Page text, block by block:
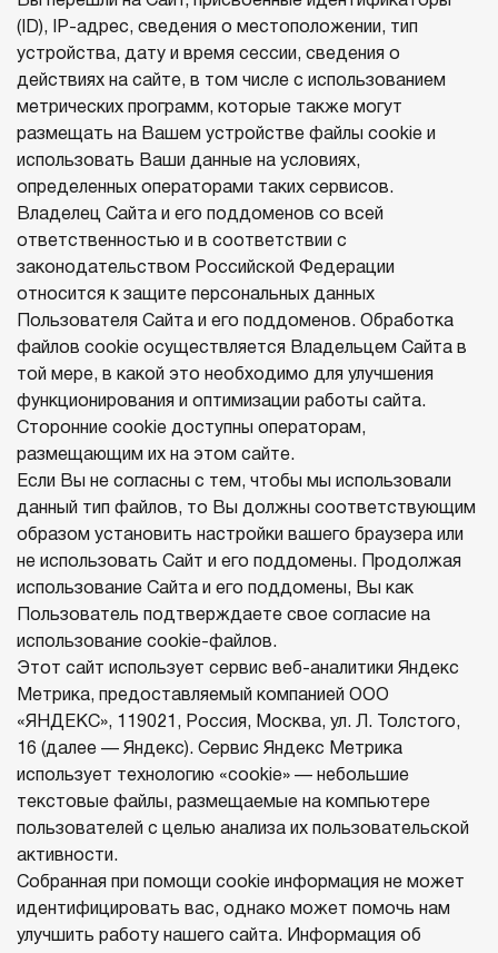
(ID), IP-адрес, сведения о местоположении, тип
устройства, дату и время сессии, сведения о
действиях на сайте, в том числе с использованием
метрических программ, которые также могут
размещать на Вашем устройстве файлы cookie и
использовать Ваши данные на условиях,
определенных операторами таких сервисов.
Владелец Сайта и его поддоменов со всей
ответственностью и в соответствии с
законодательством Российской Федерации
относится к защите персональных данных
Пользователя Сайта и его поддоменов. Обработка
файлов cookie осуществляется Владельцем Сайта в
той мере, в какой это необходимо для улучшения
функционирования и оптимизации работы сайта.
Сторонние cookie доступны операторам,
размещающим их на этом сайте.
Если Вы не согласны с тем, чтобы мы использовали
данный тип файлов, то Вы должны соответствующим
образом установить настройки вашего браузера или
не использовать Сайт и его поддомены. Продолжая
использование Сайта и его поддомены, Вы как
Пользователь подтверждаете свое согласие на
использование cookie-файлов.
Этот сайт использует сервис веб-аналитики Яндекс
Метрика, предоставляемый компанией ООО
«ЯНДЕКС», 119021, Россия, Москва, ул. Л. Толстого,
16 (далее — Яндекс). Сервис Яндекс Метрика
использует технологию «cookie» — небольшие
текстовые файлы, размещаемые на компьютере
пользователей с целью анализа их пользовательской
активности.
Собранная при помощи cookie информация не может
идентифицировать вас, однако может помочь нам
улучшить работу нашего сайта. Информация об